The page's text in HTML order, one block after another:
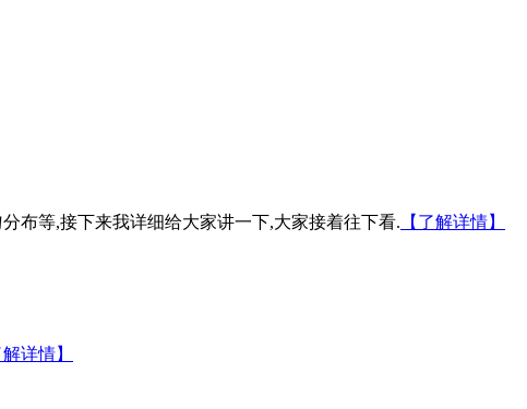
布等,接下来我详细给大家讲一下,大家接着往下看. 【了解详情】
解详情】